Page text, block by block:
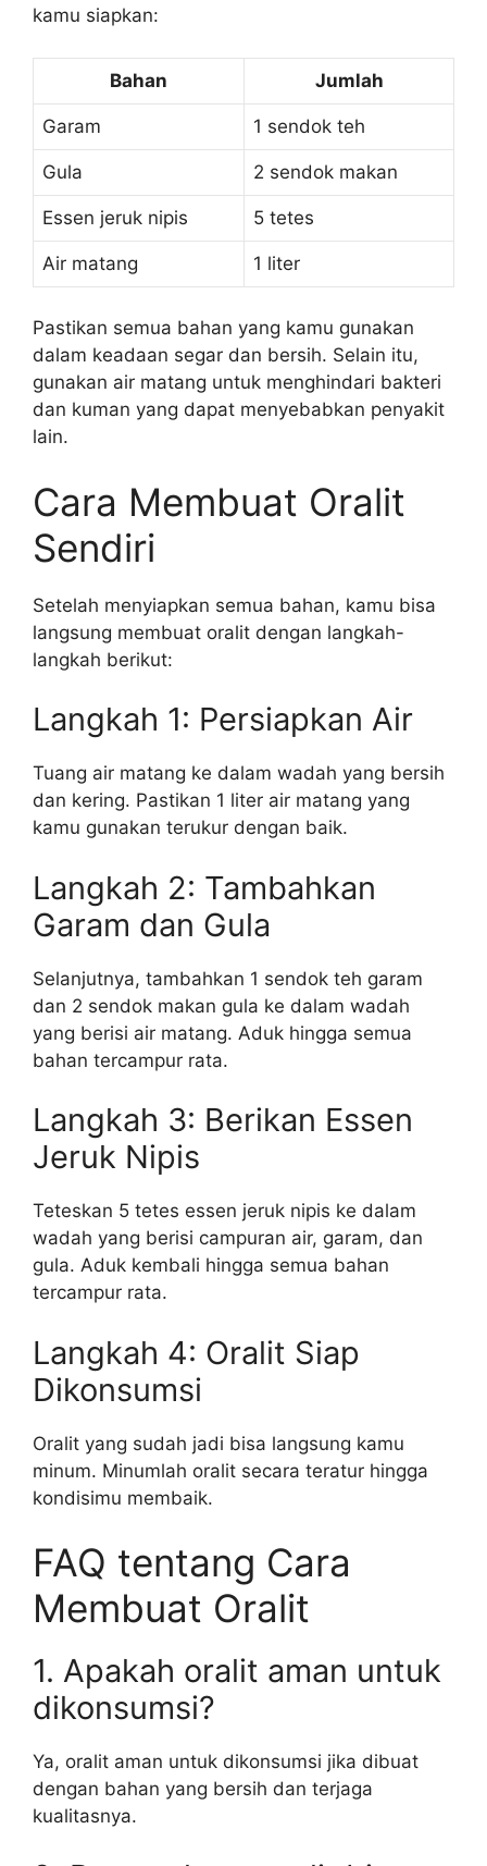
kamu siapkan:
Bahan Jumlah
Garam 1 sendok teh
Gula 2 sendok makan
Essen jeruk nipis 5 tetes
Air matang 1 liter
Pastikan semua bahan yang kamu gunakan
dalam keadaan segar dan bersih. Selain itu,
gunakan air matang untuk menghindari bakteri
dan kuman yang dapat menyebabkan penyakit
lain.
Cara Membuat Oralit
Sendiri
Setelah menyiapkan semua bahan, kamu bisa
langsung membuat oralit dengan langkah-
langkah berikut:
Langkah 1: Persiapkan Air
Tuang air matang ke dalam wadah yang bersih
dan kering. Pastikan 1 liter air matang yang
kamu gunakan terukur dengan baik.
Langkah 2: Tambahkan
Garam dan Gula
Selanjutnya, tambahkan 1 sendok teh garam
dan 2 sendok makan gula ke dalam wadah
yang berisi air matang. Aduk hingga semua
bahan tercampur rata.
Langkah 3: Berikan Essen
Jeruk Nipis
Teteskan 5 tetes essen jeruk nipis ke dalam
wadah yang berisi campuran air, garam, dan
gula. Aduk kembali hingga semua bahan
tercampur rata.
Langkah 4: Oralit Siap
Dikonsumsi
Oralit yang sudah jadi bisa langsung kamu
minum. Minumlah oralit secara teratur hingga
kondisimu membaik.
FAQ tentang Cara
Membuat Oralit
1. Apakah oralit aman untuk
dikonsumsi?
Ya, oralit aman untuk dikonsumsi jika dibuat
dengan bahan yang bersih dan terjaga
kualitasnya.